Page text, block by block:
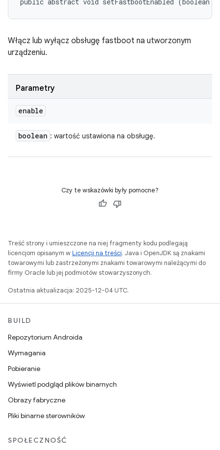
Włącz lub wyłącz obsługę fastboot na utworzonym
urządzeniu.
Parametry
enable
boolean : wartość ustawiona na obsługę.
Czy te wskazówki były pomocne?
Treść strony i umieszczone na niej fragmenty kodu podlegają
licencjom opisanym wLicencji na treści. Java i OpenJDK są znakami
towarowymi lub zastrzeżonymi znakami towarowymi należącymi do
firmy Oracle lub jej podmiotów stowarzyszonych.
Ostatnia aktualizacja: 2025-12-04 UTC.
BUILD
Repozytorium Androida
Wymagania
Pobieranie
Wyświetl podgląd plików binarnych
Obrazy fabryczne
Pliki binarne sterowników
SPOŁECZNOŚĆ